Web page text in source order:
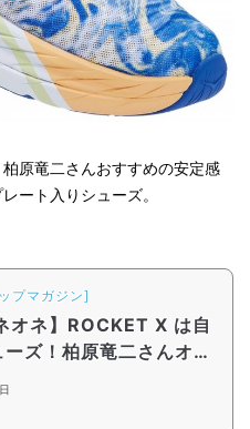
原竜二さんおすすめの安定感
ート入りシューズ。
プマガジン]
オネ】ROCKET X は自
ズ！柏原竜二さんオス
は？